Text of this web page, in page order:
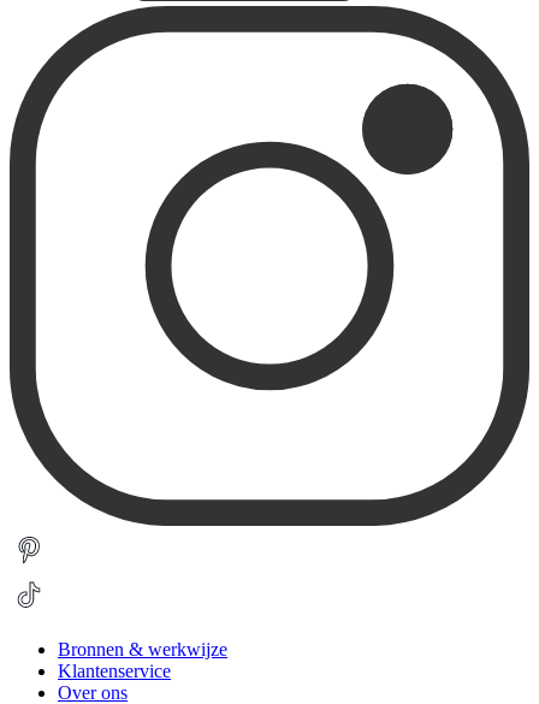
Bronnen & werkwijze
Klantenservice
Over ons